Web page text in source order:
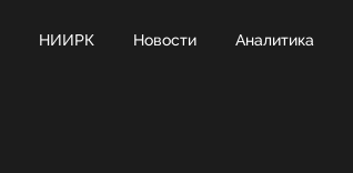
НИИРК Новости Аналитика